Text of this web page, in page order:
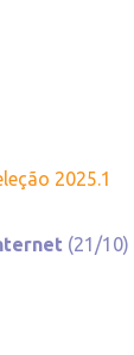
2025.1
(21/10)